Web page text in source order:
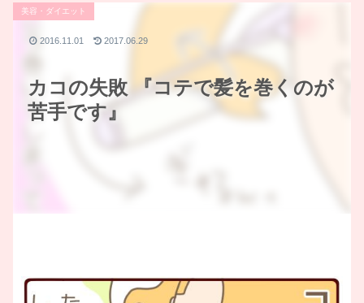
カコの失敗 『コテで髪を巻くのが
苦手です』
美容・ダイエット
2016.11.01 2017.06.29